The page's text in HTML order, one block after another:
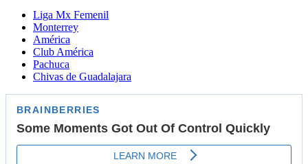
Liga Mx Femenil
Monterrey
América
Club América
Pachuca
Chivas de Guadalajara